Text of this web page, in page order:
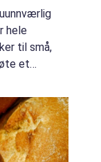
hele
til små,
et